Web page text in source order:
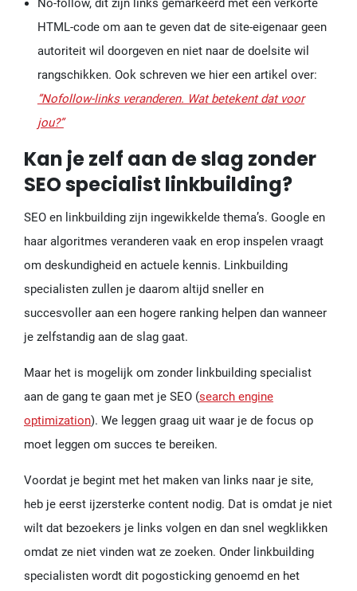
HTML-code om aan te geven dat de site-eigenaar geen
autoriteit wil doorgeven en niet naar de doelsite wil
rangschikken. Ook schreven we hier een artikel over:
”Nofollow-links veranderen. Wat betekent dat voor
jou?”
Kan je zelf aan de slag zonder
SEO specialist linkbuilding?
SEO en linkbuilding zijn ingewikkelde thema’s. Google en
haar algoritmes veranderen vaak en erop inspelen vraagt
om deskundigheid en actuele kennis. Linkbuilding
specialisten zullen je daarom altijd sneller en
succesvoller aan een hogere ranking helpen dan wanneer
je zelfstandig aan de slag gaat.
Maar het is mogelijk om zonder linkbuilding specialist
aan de gang te gaan met je SEO (search engine
optimization). We leggen graag uit waar je de focus op
moet leggen om succes te bereiken.
Voordat je begint met het maken van links naar je site,
heb je eerst ijzersterke content nodig. Dat is omdat je niet
wilt dat bezoekers je links volgen en dan snel wegklikken
omdat ze niet vinden wat ze zoeken. Onder linkbuilding
specialisten wordt dit pogosticking genoemd en het